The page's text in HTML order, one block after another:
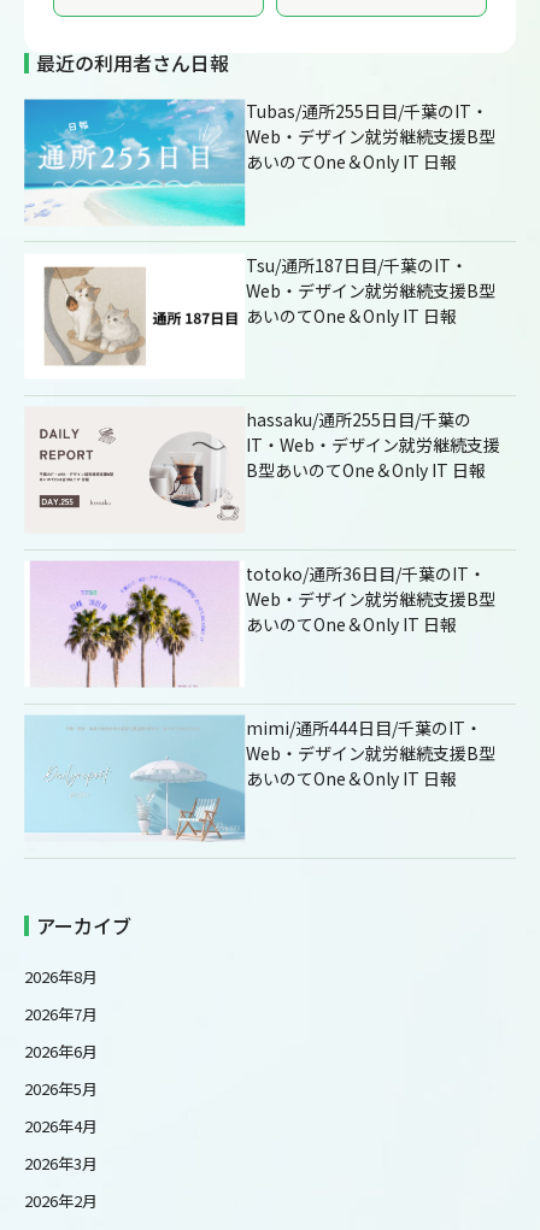
最近の利用者さん日報
Tubas/通所255日目/千葉のIT・
Web・デザイン就労継続支援B型
あいのてOne＆Only IT 日報
Tsu/通所187日目/千葉のIT・
Web・デザイン就労継続支援B型
あいのてOne＆Only IT 日報
hassaku/通所255日目/千葉の
IT・Web・デザイン就労継続支援
B型あいのてOne＆Only IT 日報
totoko/通所36日目/千葉のIT・
Web・デザイン就労継続支援B型
あいのてOne＆Only IT 日報
mimi/通所444日目/千葉のIT・
Web・デザイン就労継続支援B型
あいのてOne＆Only IT 日報
アーカイブ
2026年8月
2026年7月
2026年6月
2026年5月
2026年4月
2026年3月
2026年2月